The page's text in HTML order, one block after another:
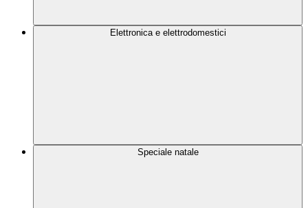
Elettronica e elettrodomestici
Speciale natale